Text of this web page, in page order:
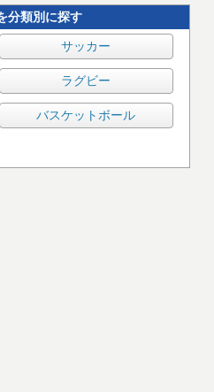
分類別に探す
サッカー
ラグビー
バスケットボール